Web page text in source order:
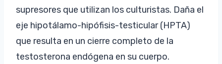
supresores que utilizan los culturistas. Daña el
eje hipotálamo-hipófisis-testicular (HPTA)
que resulta en un cierre completo de la
testosterona endógena en su cuerpo.